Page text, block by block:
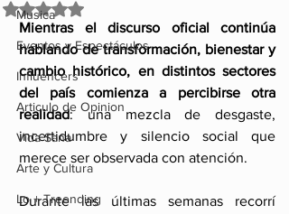
Musica
Eventos y Espectáculos
Influencers
Articulo de Opinion
Vida Sana
Arte y Cultura
Lo + Treending
Obtuvo NaN de 5 estrellas.
Mientras el discurso oficial continúa
hablando de transformación, bienestar y
cambio histórico, en distintos sectores
del país comienza a percibirse otra
realidad: una mezcla de desgaste,
incertidumbre y silencio social que
merece ser observada con atención.
Durante las últimas semanas recorrí